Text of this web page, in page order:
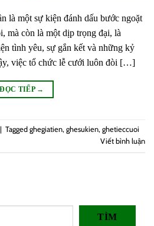
là một sự kiện đánh dấu bước ngoặt
mà còn là một dịp trọng đại, là
tình yêu, sự gắn kết và những kỷ
việc tổ chức lễ cưới luôn đòi […]
ĐỌC TIẾP →
| Tagged ghegiatien, ghesukien, ghetieccuoi
Viết bình luận
TÌM